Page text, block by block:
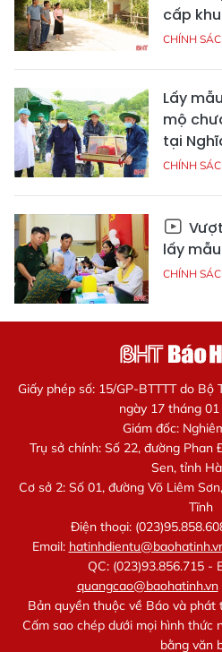
cấp
CHÍNH
Lấy
mộ
tại
CHÍNH
lấy mẫu
CHÍNH
Giấy phép số: 15/GP-BTTTT do
ngày 17 tháng
Giám đốc:
Trụ sở chính: Số 22, đường Phan
Sen, tỉnh
Cơ sở 2: Số 01, đường Võ Liêm
Tĩnh
Điện thoại:
Email:
QC: (023)93.856.715 -
quangcao@baohatinh.vn
Bản quyền thuộc về Báo và phát
Cấm sao chép dưới mọi hình thức
bằng văn